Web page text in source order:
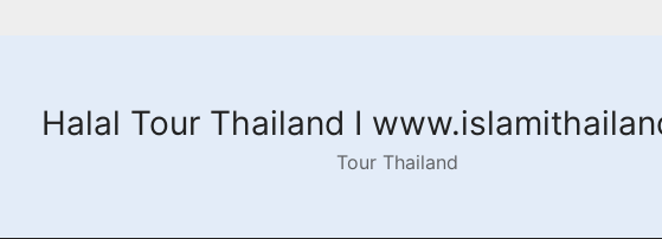
Halal Tour Thailand I
Tour Thailand